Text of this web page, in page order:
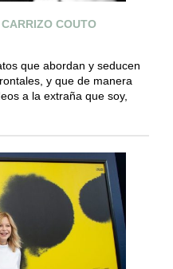
COUTO
que abordan y seducen
y que de manera
a la extraña que soy,